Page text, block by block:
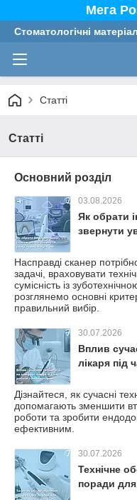
Мега
Стоматологічні
Статті
Статті
Основний розділ
03.08.2026
Як обрати
звернути
Насправді сканер
задачі, враховувати
сумісність із
розглянемо основні
правильний вибір.
30.07.2026
Вплив
лікаря під
Дізнайтеся, як сучасні
допомагають зменшити
роботи та зробити
ефективним.
30.07.2026
Технічне
поради